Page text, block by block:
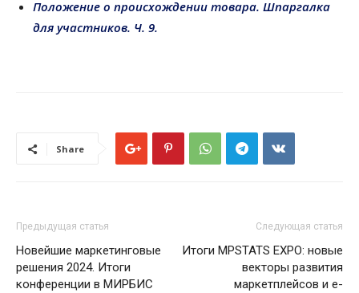
Положение о происхождении товара. Шпаргалка
для участников. Ч. 9.
Share
Предыдущая статья
Новейшие маркетинговые
решения 2024. Итоги
конференции в МИРБИС
Следующая статья
Итоги MPSTATS EXPO: новые
векторы развития
маркетплейсов и e-